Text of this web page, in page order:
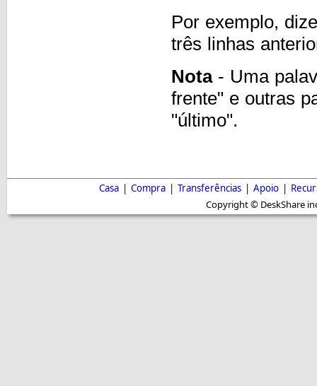
Por exemplo,
três linhas
Nota- Uma
frente" e outras
"último".
Casa | Compra | Transferências | Apoio |
Copyright © DeskShare